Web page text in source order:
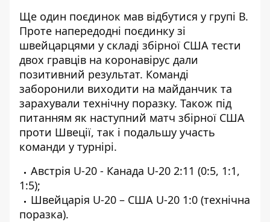
Ще один поєдинок мав відбутися у групі В.
Проте напередодні поєдинку зі
швейцарцями у складі збірної США тести
двох гравців на коронавірус дали
позитивний результат. Команді
заборонили виходити на майданчик та
зарахували технічну поразку. Також під
питанням як наступний матч збірної США
проти Швеції, так і подальшу участь
команди у турнірі.
Австрія U-20 - Канада U-20 2:11 (0:5, 1:1,
1:5);
Швейцарія U-20 – США U-20 1:0 (технічна
поразка).